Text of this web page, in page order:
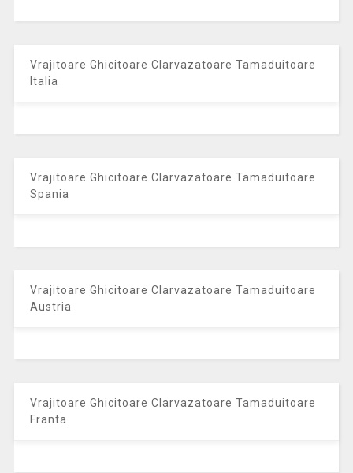
Vrajitoare Ghicitoare Clarvazatoare Tamaduitoare
Italia
Vrajitoare Ghicitoare Clarvazatoare Tamaduitoare
Spania
Vrajitoare Ghicitoare Clarvazatoare Tamaduitoare
Austria
Vrajitoare Ghicitoare Clarvazatoare Tamaduitoare
Franta